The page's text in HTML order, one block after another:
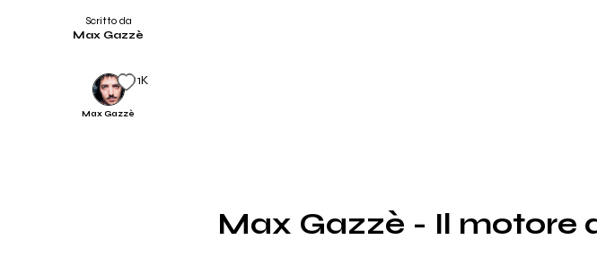
Max Gazzè - Il motore
Scritto da
Max Gazzè
Max Gazzè
1K